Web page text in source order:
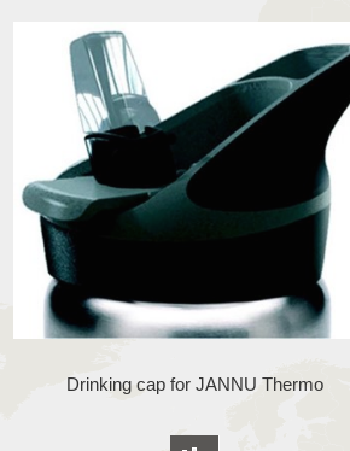
Drinking cap for JANNU Thermo